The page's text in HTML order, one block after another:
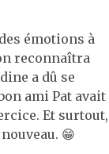
émotions à
reconnaîtra
a dû se
ami Pat avait
Et surtout,
😁